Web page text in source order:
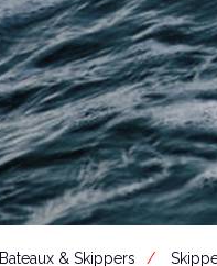
Bateaux & Skippers